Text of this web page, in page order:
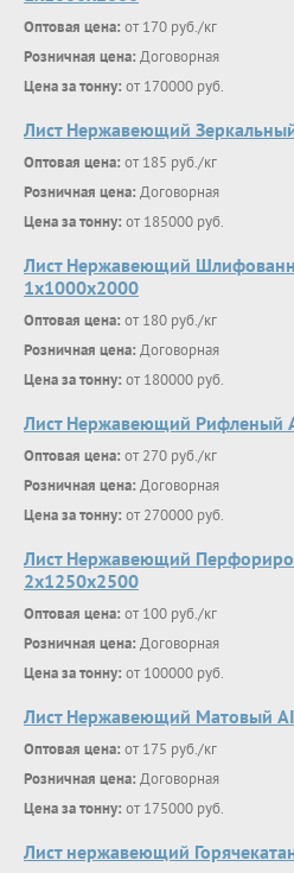
Оптовая цена: от 170 руб./кг
Розничная цена: Договорная
Цена за тонну: от 170000 руб.
Лист Нержавеющий
Оптовая цена: от 185 руб./кг
Розничная цена: Договорная
Цена за тонну: от 185000 руб.
Лист Нержавеющий
1х1000х2000
Оптовая цена: от 180 руб./кг
Розничная цена: Договорная
Цена за тонну: от 180000 руб.
Лист Нержавеющий Рифленый
Оптовая цена: от 270 руб./кг
Розничная цена: Договорная
Цена за тонну: от 270000 руб.
Лист Нержавеющий
2х1250х2500
Оптовая цена: от 100 руб./кг
Розничная цена: Договорная
Цена за тонну: от 100000 руб.
Лист Нержавеющий Матовый
Оптовая цена: от 175 руб./кг
Розничная цена: Договорная
Цена за тонну: от 175000 руб.
Лист нержавеющий